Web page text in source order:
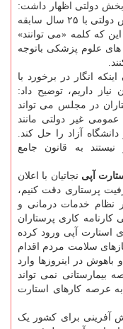
بخش دولتی اظهار داشت:
در متن قانون آمده است که پرستاران بخش دولتی با ۲۵ سال سابقه
که کلمه «می توانند»
علوم پزشکی باتوجه
انگار در برخورد با
داریم، توضیح داد:
در مجلس می تواند
غیر دولتی مانند
آزاد را حل کند.
به قانون جامع
آپی نجاتیان با اعلان
پرستاری دقت کنیم،
پرستار در نظام خدمات درمانی و
کاری پرستاران
استارت آپی ورود کرده
سلامت مردم اقدام
باهوش در اینروزها وارد
بیمارستانی نمی تواند
به عرصه کارهای استارت
آفرینی برای کشور یک